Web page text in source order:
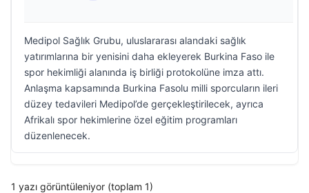
Medipol Sağlık Grubu, uluslararası alandaki sağlık
yatırımlarına bir yenisini daha ekleyerek Burkina Faso ile
spor hekimliği alanında iş birliği protokolüne imza attı.
Anlaşma kapsamında Burkina Fasolu milli sporcuların ileri
düzey tedavileri Medipol’de gerçekleştirilecek, ayrıca
Afrikalı spor hekimlerine özel eğitim programları
düzenlenecek.
1 yazı görüntüleniyor (toplam 1)